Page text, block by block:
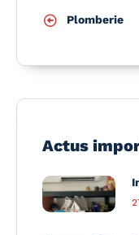
Plomberie
Actus